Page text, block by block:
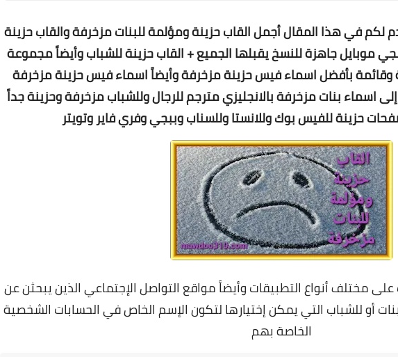
لكم في هذا المقالأجملالقاب حزينة ومؤلمة للبنات مزخرفة والقاب حزينة
موبايل جاهزة للنسخ يقبلها الجميع + القاب حزينة للشباب وأيضاً مجموعة
بأفضل اسماء فيس حزينة مزخرفة وأيضاً اسماء فيس حزينة مزخرفة
اسماء بنات مزخرفة بالانجليزي مترجم للرجال وللشباب مزخرفة وحزينة جداً
حزينة للفيس بوك وللانستا وللسناب وببجي وفري فاير وتويتر
على مختلف أنواع التطبيقات وأيضاً مواقع التواصل الإجتماعي الذين يبحثن عن
أو للشباب التي يمكن إختيارها لتكون الإسم الخاص في الحسابات الشخصية
الخاصة بهم